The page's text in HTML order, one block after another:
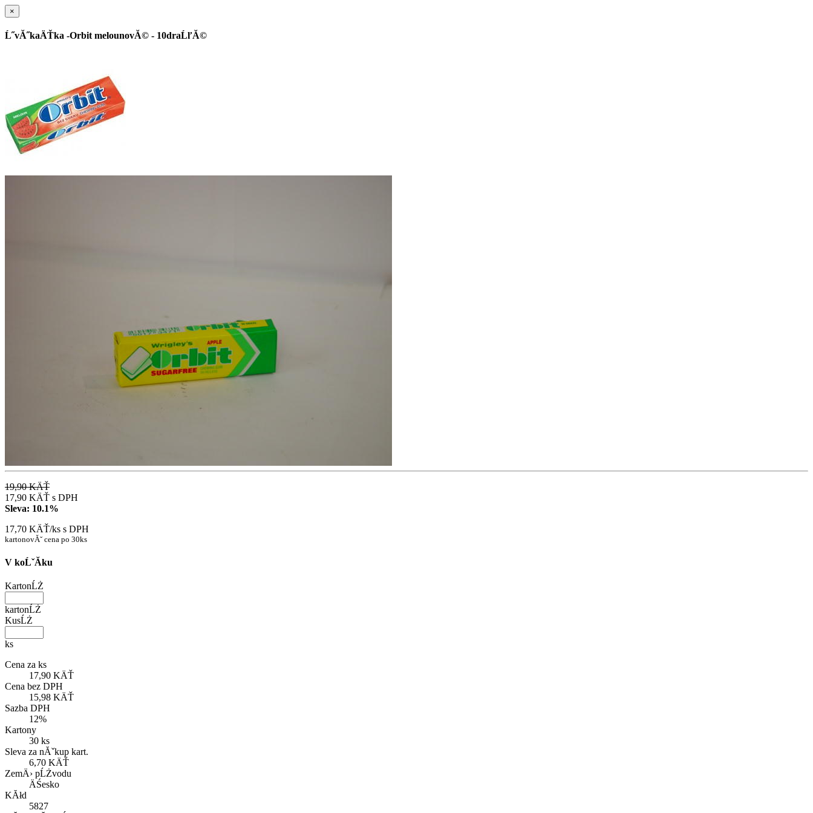
×
Ĺ˝vĂ˝kaÄŤka -Orbit melounovĂ© - 10draĹľĂ©
19,90 KÄŤ
17,90 KÄŤ s DPH
Sleva: 10.1%
17,70 KÄŤ/ks s DPH
kartonovĂˇ cena po 30ks
V koĹˇĂ­ku
KartonĹŻ
kartonĹŻ
KusĹŻ
ks
Cena za ks
17,90 KÄŤ
Cena bez DPH
15,98 KÄŤ
Sazba DPH
12%
Kartony
30 ks
Sleva za nĂˇkup kart.
6,70 KÄŤ
ZemÄ› pĹŻvodu
ÄŚesko
KĂłd
5827